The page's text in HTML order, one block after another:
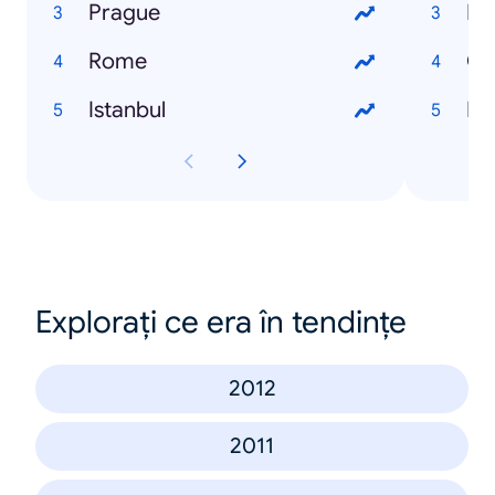
Prague
Rome
Istanbul
Explorați ce era în tendințe
2012
2011